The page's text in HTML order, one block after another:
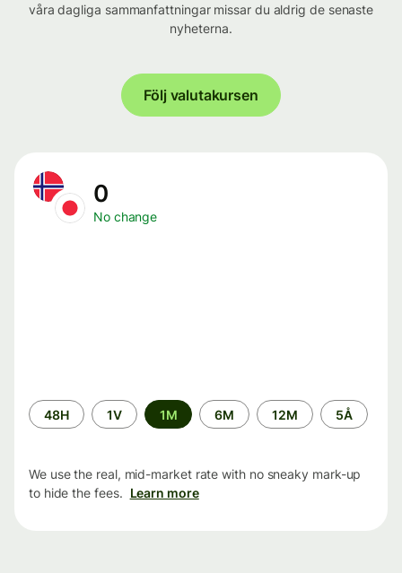
våra dagliga sammanfattningar missar du aldrig de senaste
nyheterna.
Följ valutakursen
0
No change
Time
period
48H 1V 1M 6M 12M 5Å
We use the real, mid-market rate with no sneaky mark-up
to hide the fees. Learn more